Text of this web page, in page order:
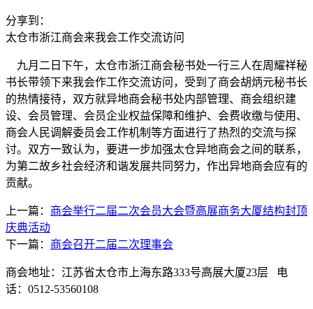
分享到：
太仓市浙江商会来我会工作交流访问
九月二日下午，太仓市浙江商会秘书处一行三人在周耀祥秘
书长带领下来我会作工作交流访问，受到了商会胡炳元秘书长
的热情接待，双方就异地商会秘书处内部管理、商会组织建
设、会员管理、会员企业权益保障和维护、会费收缴与使用、
商会人民调解委员会工作机制等方面进行了热烈的交流与探
讨。双方一致认为，要进一步加强太仓异地商会之间的联系，
为第二故乡社会经济和谐发展共同努力，作出异地商会应有的
贡献。
上一篇： 商会举行二届二次会员大会暨高展商务大厦结构封顶
庆典活动
下一篇： 商会召开二届二次理事会
商会地址：江苏省太仓市上海东路333号高展大厦23层 电
话：0512-53560108